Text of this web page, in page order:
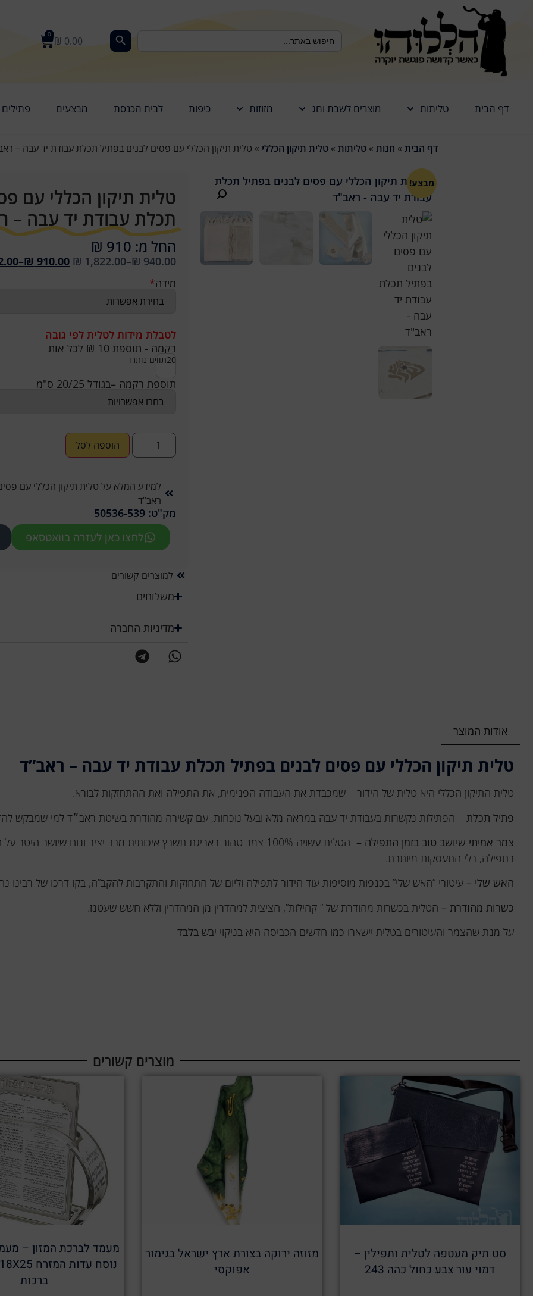
for:
₪ 0.00
0
דף הבית טליתות מוצרים לשבת וחג מזוזות כיפות לבית הכנסת מבצעים פתילים
דף הבית » חנות » טליתות » טלית תיקון הכללי » טלית תיקון הכללי עם פסים לבנים בפתיל תכלת עבודת יד עבה –
מבצע!
טלית תיקון הכללי עם
תכלת עבודת יד עבה –
החל מ: 910 ₪
₪940.00
–
₪1,822.00
₪ 910.00
–
*מידה
לטבלת מידות לטלית לפי גובה
רקמה - תוספת 10 ₪ לכל אות
20תווים נותרו
תוספת רקמה –בגודל 20/25 ס"מ
הוספה לסל
למידע המלא על טלית תיקון הכללי עם
ראב”ד
מק"ט: 50536-539
לחצו כאן לעזרה בוואטסאפ
למוצרים קשורים
משלוחים
מדיניות החברה
אודות המוצר
טלית תיקון הכללי עם פסים לבנים בפתיל תכלת עבודת יד עבה – ראב”ד
טלית התיקון הכללי היא טלית של הידור – שמכבדת את העבודה הפנימית, את התפילה ואת ההתחזקות לבורא.
פתיל תכלת – הפתילות נקשרות בעבודת יד עבה במראה מלא ובעל נוכחות, עם קשירה מהודרת בשיטת ראב״ד למי שמבקש
צמר אמיתי שיושב טוב בזמן התפילה –
הטלית עשויה 100% צמר טהור באריגת תשבץ איכותית מבד יציב ונוח
בתפילה, בלי התעסקות מיותרת.
האש שלי – עיטורי “האש שלי” בכנפות מוסיפות עוד הידור לתפילה וליום של התחזקות והתקרבות להקב”ה, בקו דרכו של רבינו
כשרות מהודרת – הטלית בכשרות מהודרת של ” קהילות”, הציצית למהדרין מן המהדרין וללא חשש שעטנז.
על מנת שהצמר והעיטורים בטלית יישארו כמו חדשים הכביסה היא בניקוי יבש בלבד
מוצרים קשורים​
סט תיק מעטפה לטלית ותפילין –
דמוי עור צבע כחול כהה 243
מזוזה ירוקה בצורת ארץ ישראל בגימור
אפוקסי
מעמד לברכת המזון –
ברכות